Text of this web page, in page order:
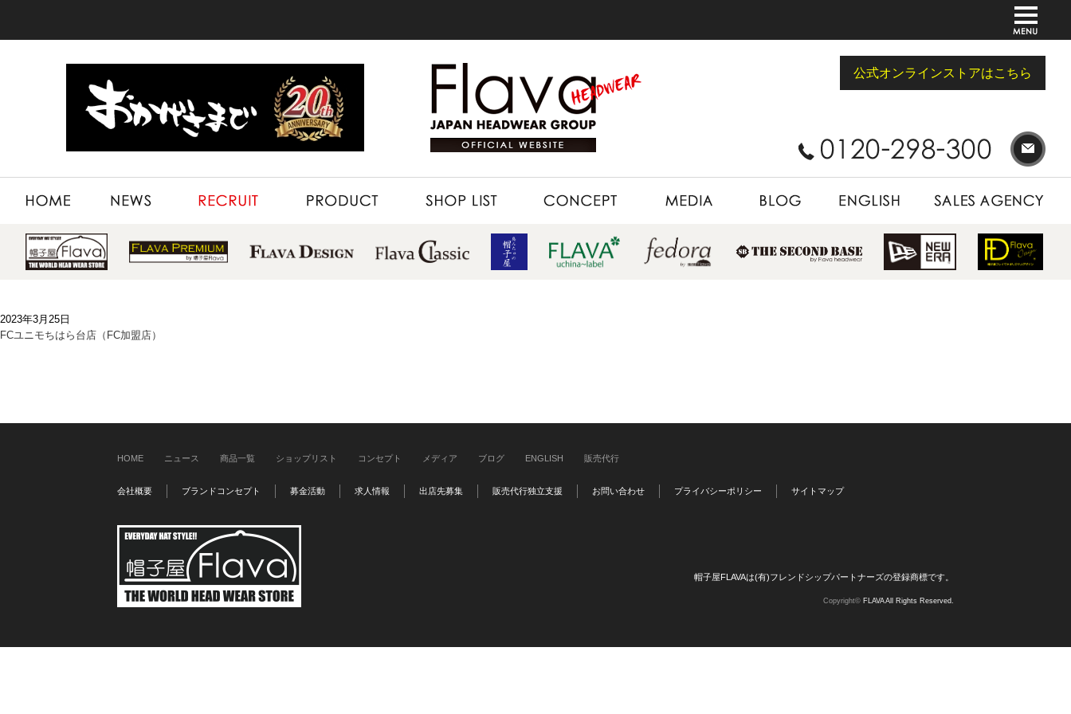
公式オンラインストアはこちら
2023年3月25日
FCユニモちはら台店（FC加盟店）
HOME ニュース 商品一覧 ショップリスト コンセプト メディア ブログ ENGLISH 販売代行
会社概要 ブランドコンセプト 募金活動 求人情報 出店先募集 販売代行独立支援 お問い合わせ プライバシーポリシー サイトマップ
帽子屋FLAVAは(有)フレンドシップパートナーズの登録商標です。
Copyright© FLAVA All Rights Reserved.